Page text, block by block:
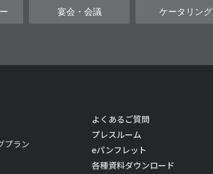
宴会・会議 ケータリング
プラン
よくあるご質問
プレスルーム
eパンフレット
各種資料ダウンロード